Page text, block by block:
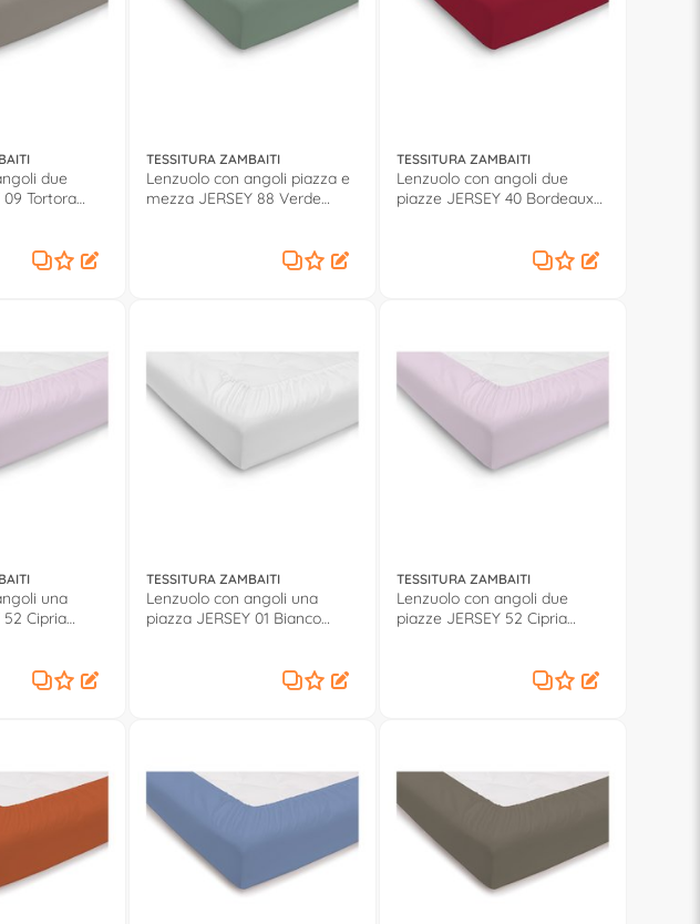
due
09 Tortora
TESSITURA ZAMBAITI
Lenzuolo con angoli piazza e
mezza JERSEY 88 Verde
TESSITURA ZAMBAITI
Lenzuolo con angoli due
piazze JERSEY 40 Bordeaux
una
52 Cipria
TESSITURA ZAMBAITI
Lenzuolo con angoli una
piazza JERSEY 01 Bianco
TESSITURA ZAMBAITI
Lenzuolo con angoli due
piazze JERSEY 52 Cipria